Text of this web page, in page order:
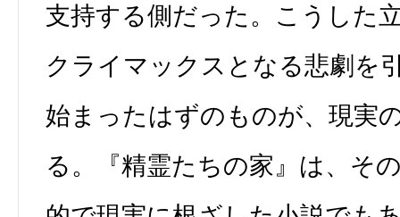
支持する側だった。こうした
クライマックスとなる悲劇を
始まったはずのものが、現実
る。『精霊たちの家』は、そ